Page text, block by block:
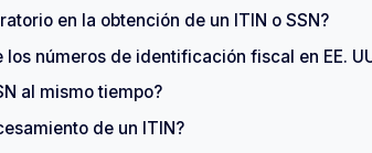
en la obtención de un ITIN o SSN?
números de identificación fiscal en EE.
al mismo tiempo?
de un ITIN?